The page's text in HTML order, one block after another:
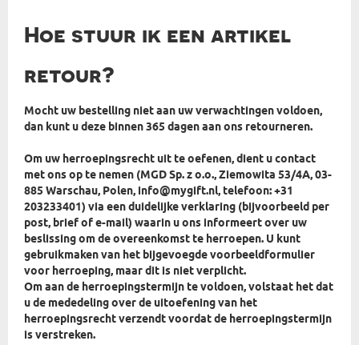
Hoe stuur ik een artikel
retour?
Mocht uw bestelling niet aan uw verwachtingen voldoen,
dan kunt u deze binnen 365 dagen aan ons retourneren.
Om uw herroepingsrecht uit te oefenen, dient u contact
met ons op te nemen (MGD Sp. z o.o., Ziemowita 53/4A, 03-
885 Warschau, Polen, info@mygift.nl, telefoon: +31
203233401) via een duidelijke verklaring (bijvoorbeeld per
post, brief of e-mail) waarin u ons informeert over uw
beslissing om de overeenkomst te herroepen. U kunt
gebruikmaken van het bijgevoegde voorbeeldformulier
voor herroeping, maar dit is niet verplicht.
Om aan de herroepingstermijn te voldoen, volstaat het dat
u de mededeling over de uitoefening van het
herroepingsrecht verzendt voordat de herroepingstermijn
is verstreken.